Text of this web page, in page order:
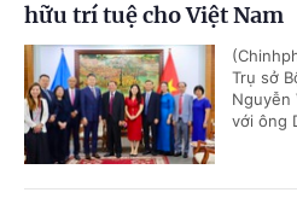
hữu trí tuệ cho Việt Nam
Trụ sở
Nguyễn
với ông